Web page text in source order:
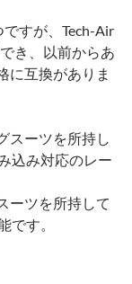
すが、Tech-Air
き、以前からあ
に互換がありま
スーツを所持し
込み対応のレー
ーツを所持して
です。